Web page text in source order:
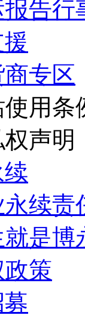
告行
专区
使用条
声明
续责
就是博
政策